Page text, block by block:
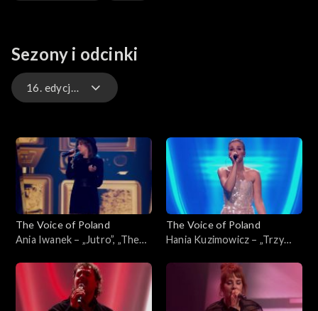
Sezony i odcinki
16. edycja – występy
16. edycja
15. edycja
The Voice of Poland
Ania Iwanek – „Jutro”, „The
listopada 2025
The Voice of Poland
Hania Kuzimowicz – „Trzy
Poland”, Finał, 29 listopada